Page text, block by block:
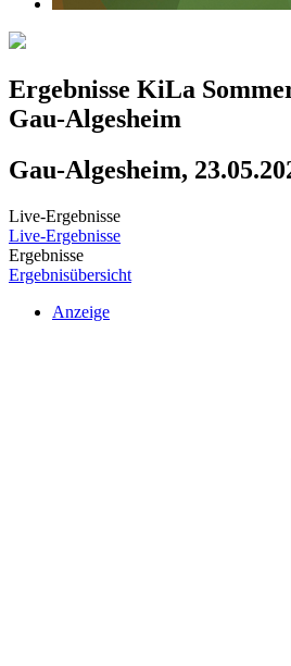
Ergebnisse KiLa
Gau-Algesheim
Gau-Algesheim,
Live-Ergebnisse
Live-Ergebnisse
Ergebnisse
Ergebnisübersicht
Anzeige